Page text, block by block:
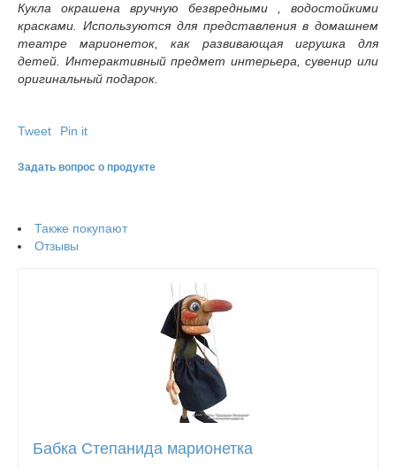
Кукла окрашена вручную безвредными , водостойкими
красками. Используются для представления в домашнем
театре марионеток, как развивающая игрушка для
детей. Интерактивный предмет интерьера, сувенир или
оригинальный подарок.
Tweet Pin it
Задать вопрос о продукте
Также покупают
Отзывы
Бабка Степанида марионетка